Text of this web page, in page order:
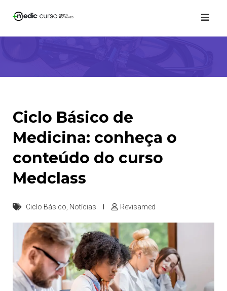
content
Ciclo Básico de
Medicina: conheça o
conteúdo do curso
Medclass
Ciclo Básico Notícias Revisamed